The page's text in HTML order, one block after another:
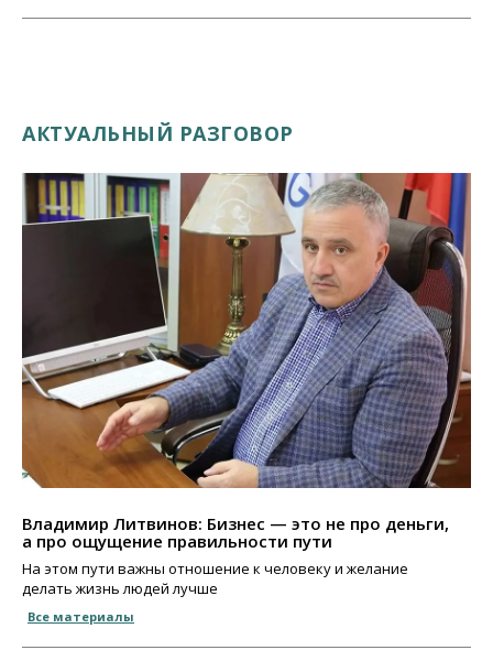
АКТУАЛЬНЫЙ РАЗГОВОР
Владимир Литвинов: Бизнес — это не про деньги,
а про ощущение правильности пути
На этом пути важны отношение к человеку и желание
делать жизнь людей лучше
Все материалы